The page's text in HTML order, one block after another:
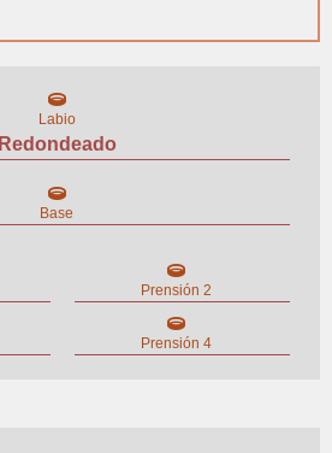
Labio
Redondeado
Base
Prensión 2
Prensión 4